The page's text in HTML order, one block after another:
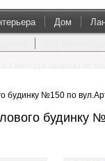
Дом
будинку №150 по